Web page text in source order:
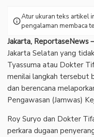
infoAtur ukuran teks artikel
pengalaman membaca
Jakarta, ReportaseNews
Jakarta Selatan yang
Tyassuma atau Dokter
menilai langkah tersebut
dan berencana
Pengawasan (Jamwas)
‎Roy Suryo dan Dokter
perkara dugaan